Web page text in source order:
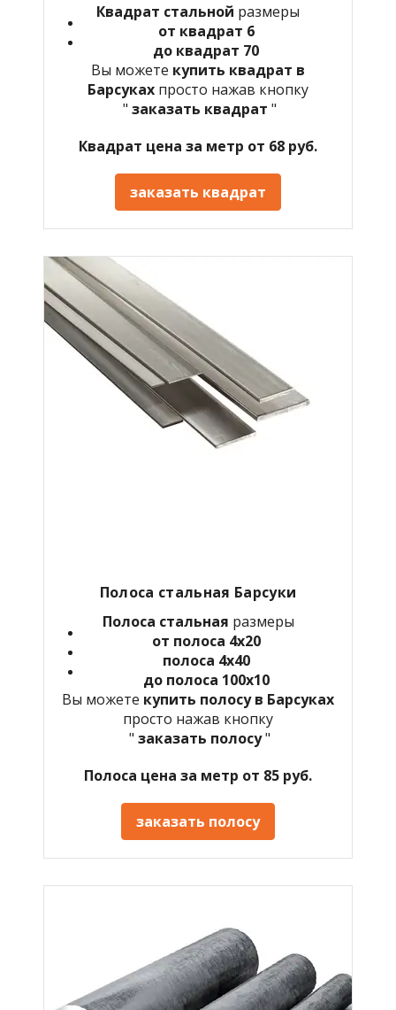
Квадрат стальной размеры
от квадрат 6
до квадрат 70
Вы можете купить квадрат в
Барсуках просто нажав кнопку
" заказать квадрат "
Квадрат цена за метр от 68 руб.
заказать квадрат
Полоса стальная Барсуки
Полоса стальная размеры
от полоса 4х20
полоса 4х40
до полоса 100х10
Вы можете купить полосу в Барсуках
просто нажав кнопку
" заказать полосу"
Полоса цена за метр от 85 руб.
заказать полосу